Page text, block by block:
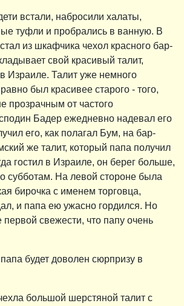
встали, набросили халаты,
туфли и пробрались в ванную. В
из шкафчика чехол красного бар-
свой красивый талит,
Израиле. Талит уже немного
был красивее старого - того,
прозрачным от частого
Бадер ежедневно надевал его
его, как полагал Бум, на бар-
же талит, который папа получил
гостил в Израиле, он берег больше,
субботам. На левой стороне была
бирочка с именем торговца,
и папа ею ужасно гордился. Но
первой свежести, что папу очень
будет доволен сюрпризу в
большой шерстяной талит с